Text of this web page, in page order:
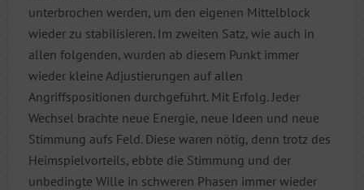
unterbrochen werden, um den eigenen Mittelblock
wieder zu stabilisieren. Im zweiten Satz, wie auch in
allen folgenden, wurden ab diesem Punkt immer
wieder kleine Adjustierungen auf allen
Angriffspositionen durchgeführt. Mit Erfolg. Jeder
Wechsel brachte neue Energie, neue Ideen und neue
Stimmung aufs Feld. Diese waren nötig, denn trotz des
Heimspielvorteils, ebbte die Stimmung und der
unbedingte Wille in schweren Phasen immer wieder